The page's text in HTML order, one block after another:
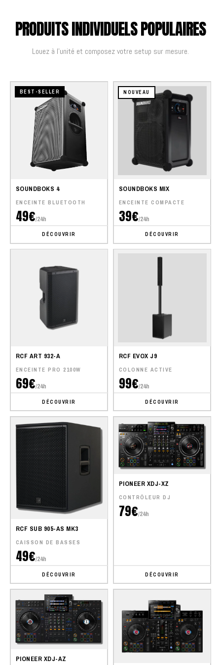
PRODUITS INDIVIDUELS POPULAIRES
Louez à l'unité et composez votre setup sur mesure.
BEST-SELLER
SOUNDBOKS 4
ENCEINTE BLUETOOTH
49€/24h
DÉCOUVRIR
NOUVEAU
SOUNDBOKS MIX
ENCEINTE COMPACTE
39€/24h
DÉCOUVRIR
RCF ART 932-A
ENCEINTE PRO 2100W
69€/24h
DÉCOUVRIR
RCF EVOX J9
COLONNE ACTIVE
99€/24h
DÉCOUVRIR
RCF SUB 905-AS MK3
CAISSON DE BASSES
49€/24h
DÉCOUVRIR
PIONEER XDJ-XZ
CONTRÔLEUR DJ
79€/24h
DÉCOUVRIR
PIONEER XDJ-AZ